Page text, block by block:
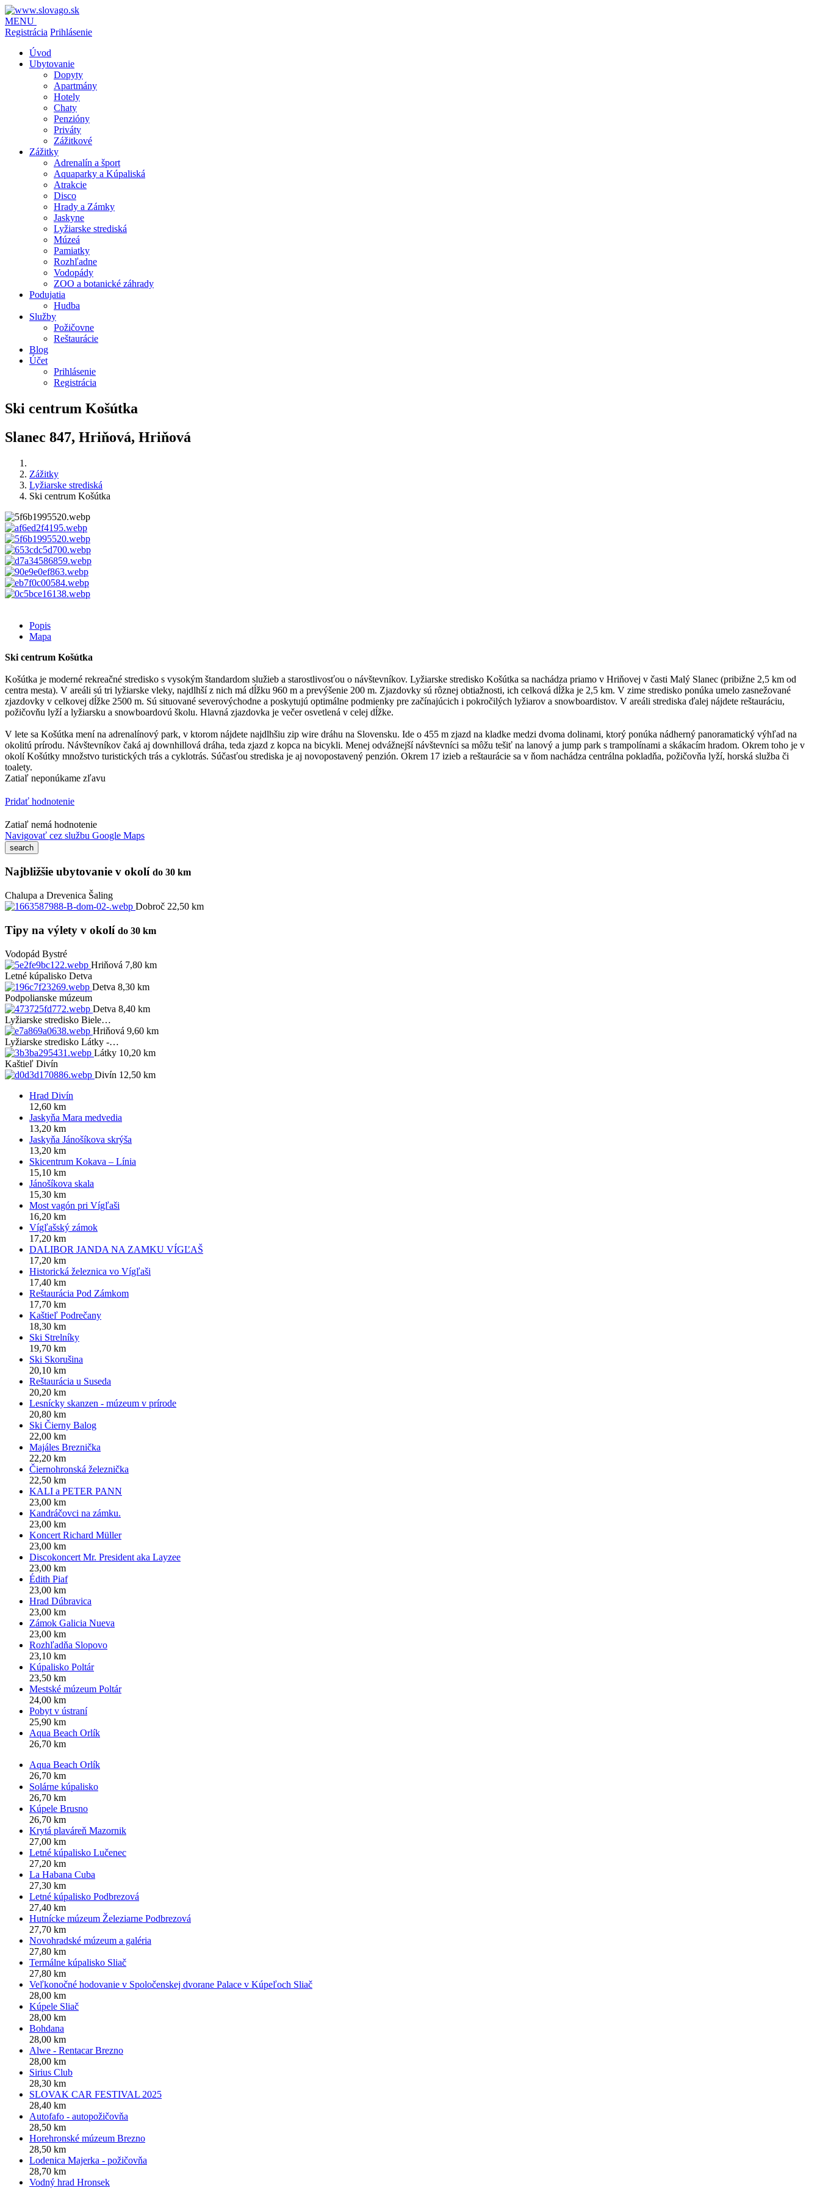
MENU
Registrácia Prihlásenie
Úvod
Ubytovanie
Dopyty
Apartmány
Hotely
Chaty
Penzióny
Priváty
Zážitkové
Zážitky
Adrenalín a šport
Aquaparky a Kúpaliská
Atrakcie
Disco
Hrady a Zámky
Jaskyne
Lyžiarske strediská
Múzeá
Pamiatky
Rozhľadne
Vodopády
ZOO a botanické záhrady
Podujatia
Hudba
Služby
Požičovne
Reštaurácie
Blog
Účet
Prihlásenie
Registrácia
Ski centrum Košútka
Slanec 847, Hriňová, Hriňová
Zážitky
Lyžiarske strediská
Ski centrum Košútka
Popis
Mapa
Ski centrum Košútka
Košútka je moderné rekreačné stredisko s vysokým štandardom služieb a starostlivosťou o návštevníkov. Lyžiarske stredisko Košútka sa nachádza priamo v Hriňovej v časti Malý Slanec (pribižne 2,5 km od
centra mesta). V areáli sú tri lyžiarske vleky, najdlhší z nich má dĺžku 960 m a prevýšenie 200 m. Zjazdovky sú rôznej obtiažnosti, ich celková dĺžka je 2,5 km. V zime stredisko ponúka umelo zasnežované
zjazdovky v celkovej dĺžke 2500 m. Sú situované severovýchodne a poskytujú optimálne podmienky pre začínajúcich i pokročilých lyžiarov a snowboardistov. V areáli strediska ďalej nájdete reštauráciu,
požičovňu lyží a lyžiarsku a snowboardovú školu. Hlavná zjazdovka je večer osvetlená v celej dĺžke.
V lete sa Košútka mení na adrenalínový park, v ktorom nájdete najdlhšiu zip wire dráhu na Slovensku. Ide o 455 m zjazd na kladke medzi dvoma dolinami, ktorý ponúka nádherný panoramatický výhľad na
okolitú prírodu. Návštevníkov čaká aj downhillová dráha, teda zjazd z kopca na bicykli. Menej odvážnejší návštevníci sa môžu tešiť na lanový a jump park s trampolínami a skákacím hradom. Okrem toho je v
okolí Košútky množstvo turistických trás a cyklotrás. Súčasťou strediska je aj novopostavený penzión. Okrem 17 izieb a reštaurácie sa v ňom nachádza centrálna pokladňa, požičovňa lyží, horská služba či
toalety.
Zatiaľ neponúkame zľavu
Pridať hodnotenie
Zatiaľ nemá hodnotenie
Navigovať cez službu Google Maps
Najbližšie ubytovanie v okolí do 30 km
Chalupa a Drevenica Šaling
Dobroč 22,50 km
Tipy na výlety v okolí do 30 km
Vodopád Bystré
Hriňová 7,80 km
Letné kúpalisko Detva
Detva 8,30 km
Podpolianske múzeum
Detva 8,40 km
Lyžiarske stredisko Biele…
Hriňová 9,60 km
Lyžiarske stredisko Látky -…
Látky 10,20 km
Kaštieľ Divín
Divín 12,50 km
Hrad Divín
12,60 km
Jaskyňa Mara medvedia
13,20 km
Jaskyňa Jánošíkova skrýša
13,20 km
Skicentrum Kokava – Línia
15,10 km
Jánošíkova skala
15,30 km
Most vagón pri Vígľaši
16,20 km
Vígľašský zámok
17,20 km
DALIBOR JANDA NA ZAMKU VÍGĽAŠ
17,20 km
Historická železnica vo Vígľaši
17,40 km
Reštaurácia Pod Zámkom
17,70 km
Kaštieľ Podrečany
18,30 km
Ski Strelníky
19,70 km
Ski Skorušina
20,10 km
Reštaurácia u Suseda
20,20 km
Lesnícky skanzen - múzeum v prírode
20,80 km
Ski Čierny Balog
22,00 km
Majáles Breznička
22,20 km
Čiernohronská železnička
22,50 km
KALI a PETER PANN
23,00 km
Kandráčovci na zámku.
23,00 km
Koncert Richard Müller
23,00 km
Discokoncert Mr. President aka Layzee
23,00 km
Édith Piaf
23,00 km
Hrad Dúbravica
23,00 km
Zámok Galicia Nueva
23,00 km
Rozhľadňa Slopovo
23,10 km
Kúpalisko Poltár
23,50 km
Mestské múzeum Poltár
24,00 km
Pobyt v ústraní
25,90 km
Aqua Beach Orlík
26,70 km
Aqua Beach Orlík
26,70 km
Solárne kúpalisko
26,70 km
Kúpele Brusno
26,70 km
Krytá plaváreň Mazornik
27,00 km
Letné kúpalisko Lučenec
27,20 km
La Habana Cuba
27,30 km
Letné kúpalisko Podbrezová
27,40 km
Hutnícke múzeum Železiarne Podbrezová
27,70 km
Novohradské múzeum a galéria
27,80 km
Termálne kúpalisko Sliač
27,80 km
Veľkonočné hodovanie v Spoločenskej dvorane Palace v Kúpeľoch Sliač
28,00 km
Kúpele Sliač
28,00 km
Bohdana
28,00 km
Alwe - Rentacar Brezno
28,00 km
Sirius Club
28,30 km
SLOVAK CAR FESTIVAL 2025
28,40 km
Autofafo - autopožičovňa
28,50 km
Horehronské múzeum Brezno
28,50 km
Lodenica Majerka - požičovňa
28,70 km
Vodný hrad Hronsek